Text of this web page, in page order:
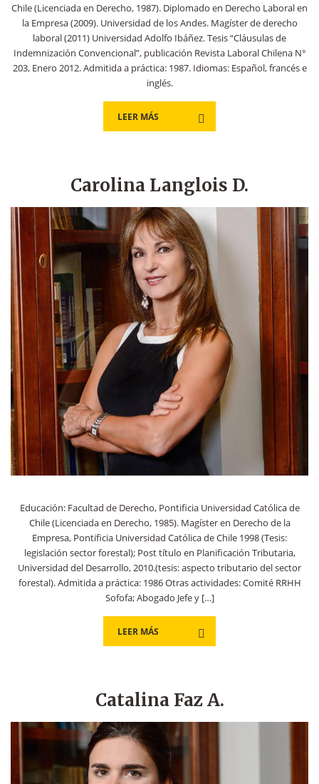
Chile (Licenciada en Derecho, 1987). Diplomado en Derecho Laboral en
la Empresa (2009). Universidad de los Andes. Magíster de derecho
laboral (2011) Universidad Adolfo Ibáñez. Tesis “Cláusulas de
Indemnización Convencional”, publicación Revista Laboral Chilena N°
203, Enero 2012. Admitida a práctica: 1987. Idiomas: Español, francés e
inglés.
LEER MÁS
Carolina Langlois D.
Educación: Facultad de Derecho, Pontificia Universidad Católica de
Chile (Licenciada en Derecho, 1985). Magíster en Derecho de la
Empresa, Pontificia Universidad Católica de Chile 1998 (Tesis:
legislación sector forestal); Post título en Planificación Tributaria,
Universidad del Desarrollo, 2010.(tesis: aspecto tributario del sector
forestal). Admitida a práctica: 1986 Otras actividades: Comité RRHH
Sofofa; Abogado Jefe y […]
LEER MÁS
Catalina Faz A.